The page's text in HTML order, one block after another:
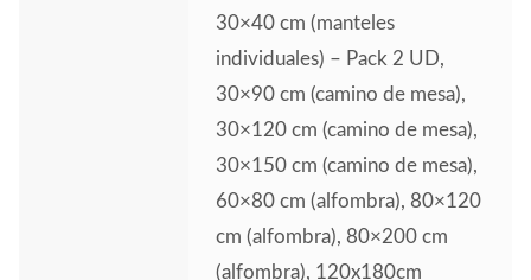
30×40 cm (manteles
individuales) – Pack 2 UD,
30×90 cm (camino de mesa),
30×120 cm (camino de mesa),
30×150 cm (camino de mesa),
60×80 cm (alfombra), 80×120
cm (alfombra), 80×200 cm
(alfombra), 120x180cm